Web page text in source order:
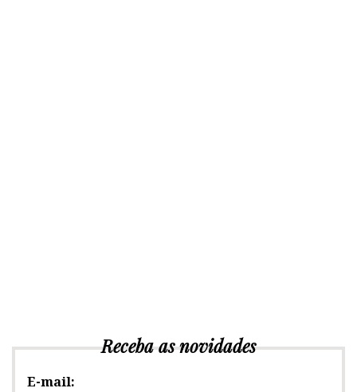
Receba as novidades
E-mail: